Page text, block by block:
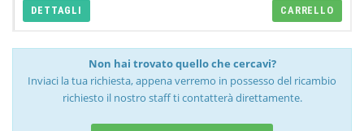
DETTAGLI CARRELLO
Non hai trovato quello che cercavi?
Inviaci la tua richiesta, appena verremo in possesso del ricambio
richiesto il nostro staff ti contatterà direttamente.